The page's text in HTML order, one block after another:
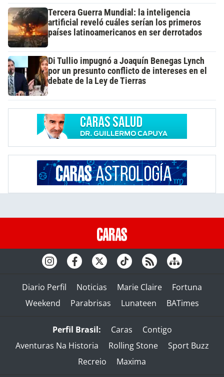
Tercera Guerra Mundial: la inteligencia
artificial reveló cuáles serían los primeros
países latinoamericanos en ser derrotados
Di Tullio impugnó a Joaquín Benegas Lynch
por un presunto conflicto de intereses en el
debate de la Ley de Tierras
Diario Perfil Noticias Marie Claire
Fortuna
Weekend
Parabrisas Lunateen BATimes
Perfil Brasil: Caras
Contigo
Aventuras Na Historia
Rolling Stone
Sport Buzz
Recreio
Maxima